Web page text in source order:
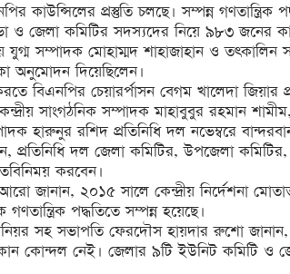
কাউন্সিলের প্রস্তুতি চলছে। সম্পন্ন
জেলা কমিটির সদস্যদের নিয়ে ৯৮৩ জনের
যুগ্ম সম্পাদক মোহাম্মদ শাহাজাহান ও
অনুমোদন দিয়েছিলেন।
বিএনপির চেয়ারর্পাসন বেগম খালেদা জিয়ার
সাংগঠনিক সম্পাদক মাহাবুবুর রহমান
হারুনুর রশিদ প্রতিনিধি দল নভেম্বরে
প্রতিনিধি দল জেলা কমিটির, উপজেলা
করবেন।
জানান, ২০১৫ সালে কেন্দ্রীয় নির্দেশনা
পদ্ধতিতে সম্পন্ন হয়েছে।
সহ সভাপতি ফেরদৌস হায়দার রুশো
কোন্দল নেই। জেলার ৯টি ইউনিট কমিটি ও